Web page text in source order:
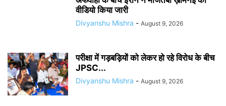
वीडियो किया जारी
Divyanshu Mishra - August 9, 2026
परीक्षा में गड़बड़ियों को लेकर हो रहे विरोध के बीच
JPSC...
Divyanshu Mishra - August 9, 2026